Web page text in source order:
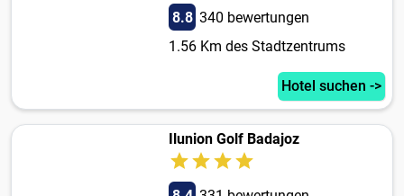
8.8 340 bewertungen
1.56 Km des Stadtzentrums
Hotel suchen ->
Ilunion Golf Badajoz